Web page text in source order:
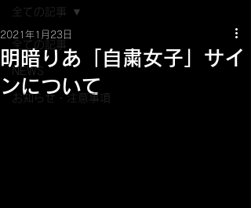
全ての記事
NEWS
お知らせ・注意事項
全ての記事
明暗りあ「自粛女子」サイ
ンについて
2021年1月23日